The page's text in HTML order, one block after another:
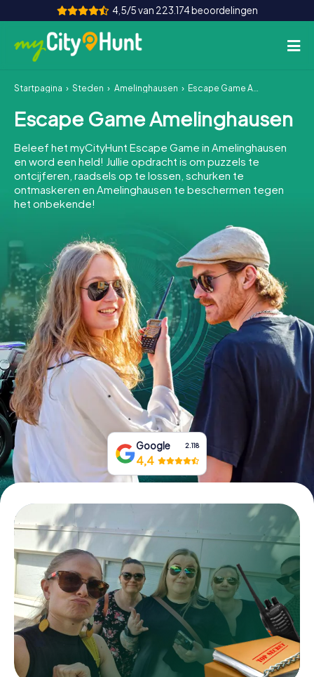
4,5/5 van 223.174 beoordelingen
Hoe het werkt
Steden
Tours
Teamevenement
INT AT CH
DE
ES
FR UK
IE
IT
NL
Boek tickets
Koop cadeaubonnen
Startpagina Steden Amelinghausen Escape Game Amelinghausen
Escape Game Amelinghausen
Beleef het myCityHunt Escape Game in Amelinghausen
en word een held! Jullie opdracht is om puzzels te
ontcijferen, raadsels op te lossen, schurken te
ontmaskeren en Amelinghausen te beschermen tegen
het onbekende!
Google 2.118
4,4